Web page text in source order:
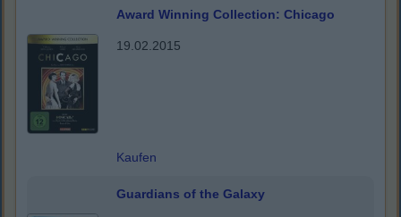
Award Winning Collection: Chicago
19.02.2015
Kaufen
Guardians of the Galaxy